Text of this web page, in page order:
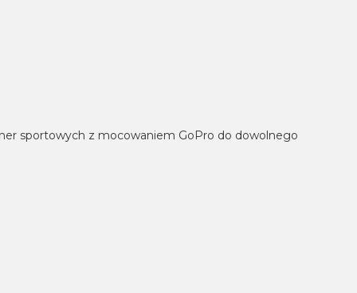
sportowych z mocowaniem GoPro do dowolnego